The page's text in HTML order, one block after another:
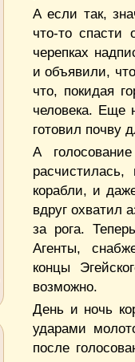
А если так,
что-то спасти
черепках
и объявили,
что, покидая
человека. Еще
готовил почву
А
корабли, и
вдруг охватил
за рога.
Агенты,
концы
возможно.
День и ночь
ударами
после